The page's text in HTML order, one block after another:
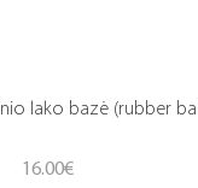
lako bazė (rubber
16.00€